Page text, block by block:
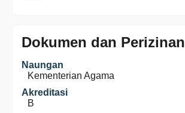
Dokumen dan Perizinan
Naungan
Kementerian Agama
Akreditasi
B